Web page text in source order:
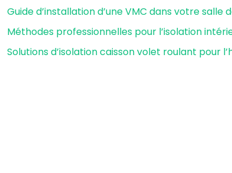
Guide d’installation d’une VMC dans votre salle
Méthodes professionnelles pour l’isolation
Solutions d’isolation caisson volet roulant pour